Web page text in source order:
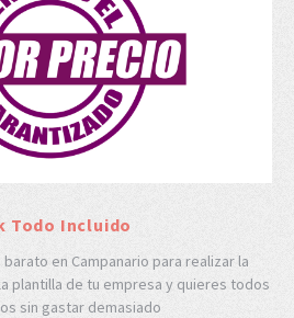
Todo Incluido
en Campanario para realizar la
plantilla de tu empresa y quieres todos
sin gastar demasiado